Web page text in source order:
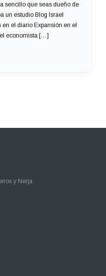
sencillo que seas dueño de
un estudio Blog Israel
el diario Expansión en el
economista […]
y Nerja